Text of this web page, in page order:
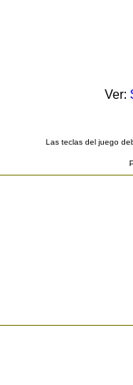
Ver:
Las teclas del juego